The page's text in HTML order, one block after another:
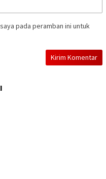
pada peramban ini untuk